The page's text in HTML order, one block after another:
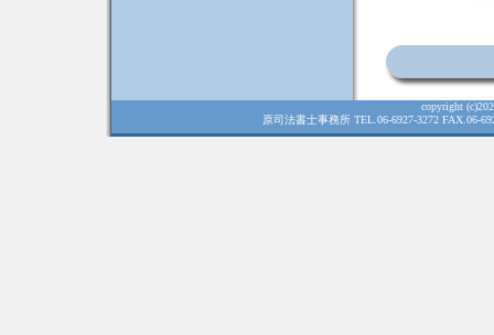
copyright (c)
原司法書士事務所 TEL.06-6927-3272 FAX.06-